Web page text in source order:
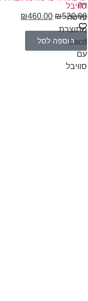
סוויבל
₪520.00
₪460.00
הוספה לסל